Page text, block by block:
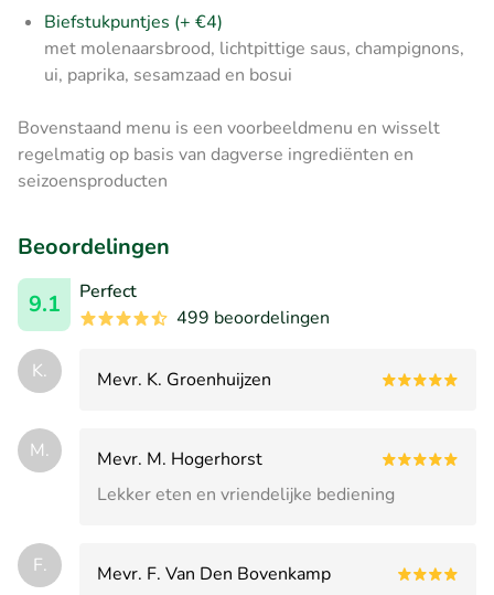
Biefstukpuntjes (+ €4)
met molenaarsbrood, lichtpittige saus, champignons,
ui, paprika, sesamzaad en bosui
Bovenstaand menu is een voorbeeldmenu en wisselt
regelmatig op basis van dagverse ingrediënten en
seizoensproducten
Beoordelingen
9.1
Perfect
499 beoordelingen
K. Mevr. K. Groenhuijzen
M.
Mevr. M. Hogerhorst
Lekker eten en vriendelijke bediening
F.
Mevr. F. Van Den Bovenkamp